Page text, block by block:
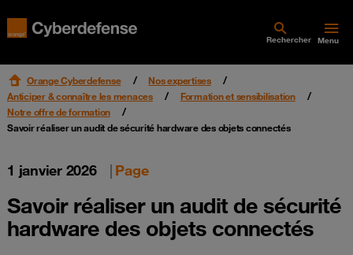
Rechercher Menu
Orange Cyberdefense
Nos expertises
Anticiper & connaître les menaces
Formation et sensibilisation
Notre offre de formation
Savoir réaliser un audit de sécurité hardware des objets connectés
1 janvier 2026 | Page
Savoir réaliser un audit de sécurité
hardware des objets connectés